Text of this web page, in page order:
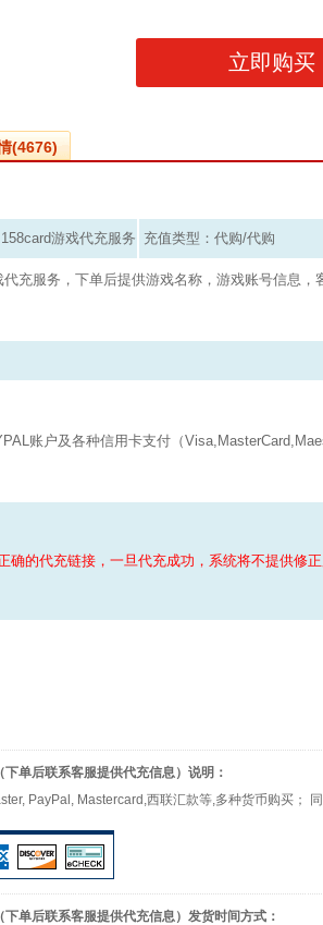
(4676)
游戏代充服务 充值类型：代购/代购
代充服务，下单后提供游戏名称，游戏账号信息，
账户及各种信用卡支付（
确的代充链接，一旦代充成功，系统将不提供修
单后联系客服提供代充信息）说明：
PayPal, Mastercard,西联汇款等,多种货币购买；
单后联系客服提供代充信息）发货时间方式：